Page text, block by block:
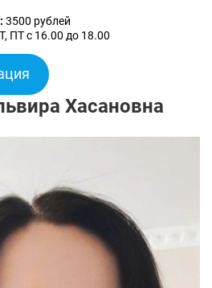
3500 рублей
ПТ с 16.00 до 18.00
Хасановна